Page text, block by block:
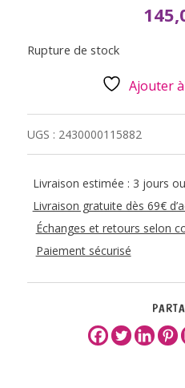
Rupture de stock
Ajouter
UGS : 2430000115882
Livraison estimée : 3 jours
Livraison gratuite dès 69€
Échanges et retours selon
Paiement sécurisé